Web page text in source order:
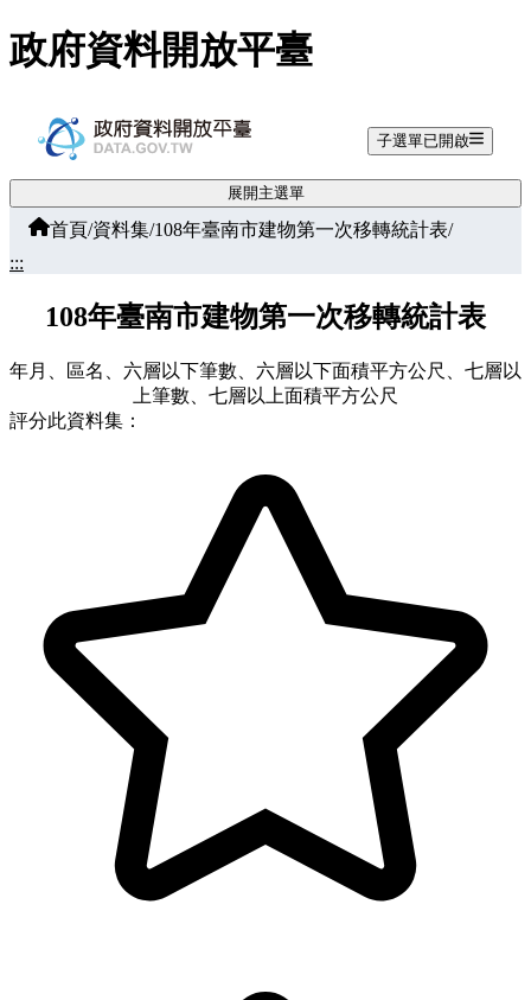
跳至主要內容
政府資料開放平臺
子選單已開啟
展開主選單
首頁/資料集/108年臺南市建物第一次移轉統計表/
:::
108年臺南市建物第一次移轉統計表
年月、區名、六層以下筆數、六層以下面積平方公尺、七層以
上筆數、七層以上面積平方公尺
評分此資料集：